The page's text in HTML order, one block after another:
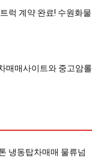
럭 계약 완료! 수원화물
매매사이트와 중고암롤
냉동탑차매매 물류넘